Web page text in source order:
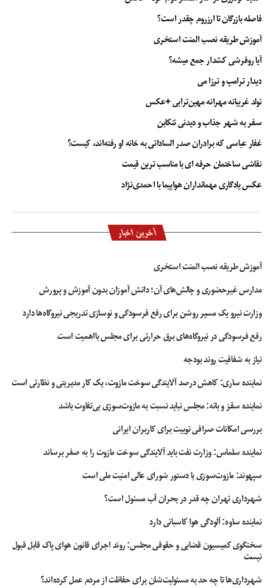
فاصله بازرگان تا ارزروم چقدر است؟
آموزش طریقه نصب المنت استخری
آیا روفرشی کشدار جمع میشه؟
دیدار ترامپ و ترزا می
تولد غریبانه مهرانه مهین‌ترابی +عکس
سفر به شهر جذاب و دیدنی تنکابن
غفار عباسی که برادران صدر الساداتی به خانه او رفته‌اند، کیست؟
نقاشی ساختمان حرفه ای با مناسب ترین قیمت
عکس یادگاری مهمانداران هواپیما با احمدی‌نژاد
آخرین اخبار
آموزش طریقه نصب المنت استخری
مدارس غیرحضوری و چالش‌های آن؛ دانش آموزان بدون آموزش و پرورش
وزارت نیرو یک مسیر روشن برای رفع فرسودگی و نوسازی تدریجی نیروگاه‌ها دارد
رفع فرسودگی در نیروگاه‌های برق حرارتی برای مجلس بااهمیت است
نیاز به شفافیت روند بودجه
نماینده ساری: کاهش درصد آلایندگی سوخت مازوت، یک کار مدیریتی و نظارتی است
نماینده سقز و بانه: مجلس نباید نسبت به مازوت‌سوزی بی‌تفاوت باشد
بررسی امکانات صرافی توبیت برای کاربران ایرانی
نماینده سلماس: وزارت نفت باید آلایندگی سوخت مازوت را به صفر برساند
سپهوند:‌ مازوت‌سوزی با دستور شورای عالی امنیت ملی است
شهرداری تهران چه قدر در بحران آب مسئول است؟
نماینده ساوه: آلودگی هوا کاسبانی دارد
سخنگوی کمیسیون قضایی و حقوقی مجلس: روند اجرای قانون هوای پاک قابل قبول
نیست
شهرداری‌ها تا چه حد به مسئولیت‌شان برای حفاظت از مردم عمل کرده‌اند؟